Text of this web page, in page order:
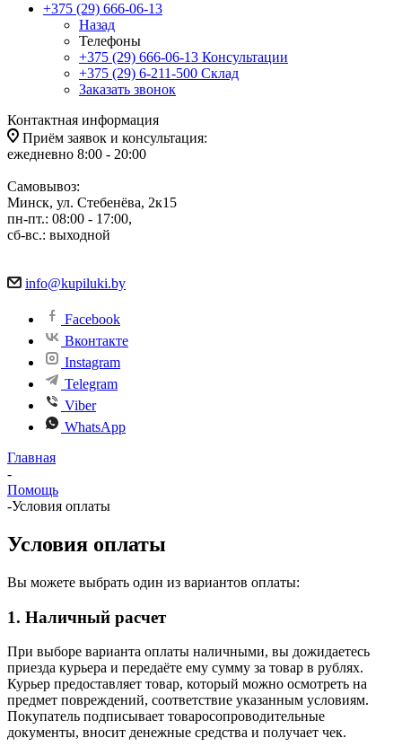
+375 (29) 666-06-13
Назад
Телефоны
+375 (29) 666-06-13 Консультации
+375 (29) 6-211-500 Склад
Заказать звонок
Контактная информация
Приём заявок и консультация:
ежедневно 8:00 - 20:00
Самовывоз:
Минск, ул. Стебенёва, 2к15
пн-пт.: 08:00 - 17:00,
сб-вс.: выходной
info@kupiluki.by
Facebook
Вконтакте
Instagram
Telegram
Viber
WhatsApp
Главная
-
Помощь
-Условия оплаты
Условия оплаты
Вы можете выбрать один из вариантов оплаты:
1. Наличный расчет
При выборе варианта оплаты наличными, вы дожидаетесь
приезда курьера и передаёте ему сумму за товар в рублях.
Курьер предоставляет товар, который можно осмотреть на
предмет повреждений, соответствие указанным условиям.
Покупатель подписывает товаросопроводительные
документы, вносит денежные средства и получает чек.